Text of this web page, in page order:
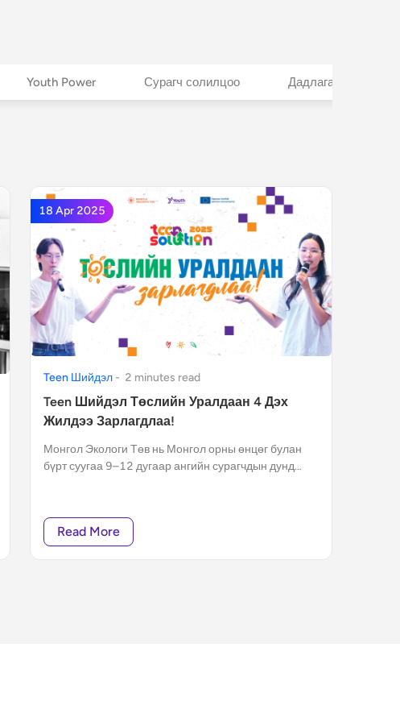
Youth Power Сурагч солилцоо Дадлага
18 Apr 2025
Teen Шийдэл - 2 minutes read
Teen Шийдэл Төслийн Уралдаан 4 Дэх
Жилдээ Зарлагдлаа!
Монгол Экологи Төв нь Монгол орны өнцөг булан
бүрт суугаа 9–12 дугаар ангийн сурагчдын дунд
Read More